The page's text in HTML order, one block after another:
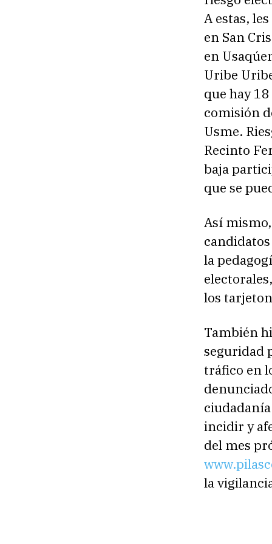
A estas,
en San
en
Uribe
que hay
comisión
Usme.
Recinto
baja
que se
Así
la
los
También
seguridad
tráfico en
incidir y
del mes
la